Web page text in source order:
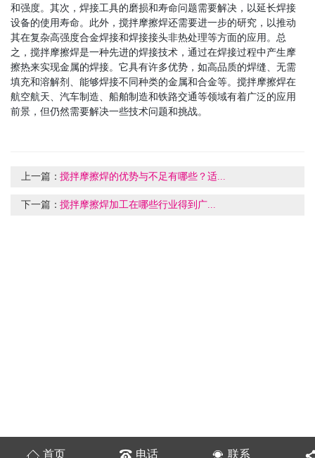
和强度。其次，焊接工具的磨损和寿命问题需要解决，以延长焊接
设备的使用寿命。此外，搅拌摩擦焊还需要进一步的研究，以推动
其在复杂高强度合金焊接和焊接接头非热处理等方面的应用。总
之，搅拌摩擦焊是一种先进的焊接技术，通过在焊接过程中产生摩
擦热来实现金属的焊接。它具有许多优势，如高品质的焊缝、无需
填充和溶解剂、能够焊接不同种类的金属和合金等。搅拌摩擦焊在
航空航天、汽车制造、船舶制造和铁路交通等领域有着广泛的应用
前景，但仍然需要解决一些技术问题和挑战。
上一篇：搅拌摩擦焊的优势与不足有哪些？适...
下一篇：搅拌摩擦焊加工在哪些行业得到广...
首页 电话 联系